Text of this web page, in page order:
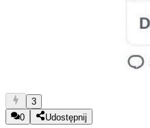
3
0
Udostępnij